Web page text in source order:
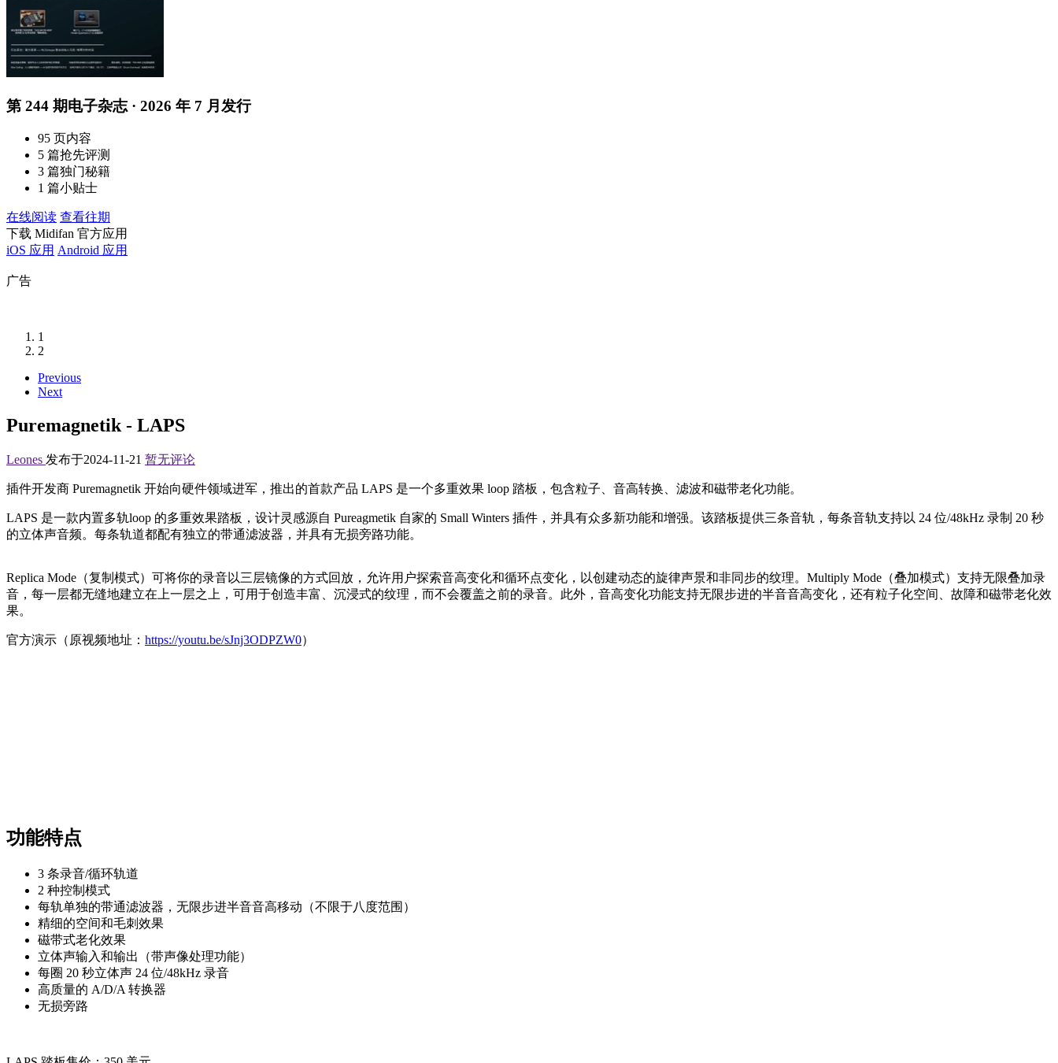
第 244 期电子杂志 · 2026 年 7 月发行
95 页内容
5 篇抢先评测
3 篇独门秘籍
1 篇小贴士
在线阅读 查看往期
下载 Midifan 官方应用
iOS 应用 Android 应用
广告
1
2
Previous
Next
Puremagnetik - LAPS
Leones 发布于2024-11-21 暂无评论
插件开发商 Puremagnetik 开始向硬件领域进军，推出的首款产品 LAPS 是一个多重效果 loop 踏板，包含粒子、音高转换、滤波和磁带老化功能。
LAPS 是一款内置多轨loop 的多重效果踏板，设计灵感源自 Pureagmetik 自家的 Small Winters 插件，并具有众多新功能和增强。该踏板提供三条音轨，每条音轨支持以 24 位/48kHz 录制 20 秒
的立体声音频。每条轨道都配有独立的带通滤波器，并具有无损旁路功能。
Replica Mode（复制模式）可将你的录音以三层镜像的方式回放，允许用户探索音高变化和循环点变化，以创建动态的旋律声景和非同步的纹理。Multiply Mode（叠加模式）支持无限叠加录
音，每一层都无缝地建立在上一层之上，可用于创造丰富、沉浸式的纹理，而不会覆盖之前的录音。此外，音高变化功能支持无限步进的半音音高变化，还有粒子化空间、故障和磁带老化效
果。
官方演示（原视频地址： https://youtu.be/sJnj3ODPZW0）
功能特点
3 条录音/循环轨道
2 种控制模式
每轨单独的带通滤波器，无限步进半音音高移动（不限于八度范围）
精细的空间和毛刺效果
磁带式老化效果
立体声输入和输出（带声像处理功能）
每圈 20 秒立体声 24 位/48kHz 录音
高质量的 A/D/A 转换器
无损旁路